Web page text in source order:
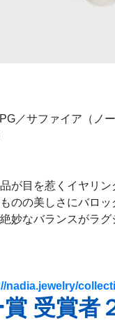
／サファイア（ノ
が目を惹くイヤリン
のの美しさにバロ
妙なバランスがラ
nadia.jewelry/
受賞者